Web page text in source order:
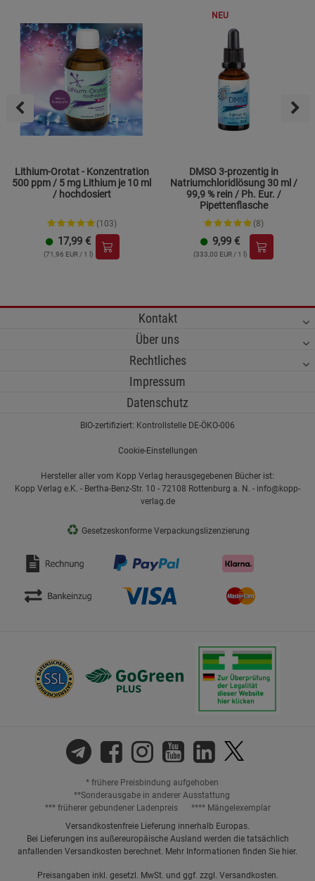
Lithium-Orotat - Konzentration
500 ppm / 5 mg Lithium je 10 ml
/ hochdosiert
(103)
17,99 €
(71,96 EUR / 1 l)
NEU
DMSO 3-prozentig in
Natriumchloridlösung 30 ml /
99,9 % rein / Ph. Eur. /
Pipettenflasche
(8)
9,99 €
(333,00 EUR / 1 l)
Kontakt
Über uns
Rechtliches
Impressum
Datenschutz
BIO-zertifiziert: Kontrollstelle DE-ÖKO-006
Cookie-Einstellungen
Hersteller aller vom Kopp Verlag herausgegebenen Bücher ist:
Kopp Verlag e.K. - Bertha-Benz-Str. 10 - 72108 Rottenburg a. N. - info@kopp-
verlag.de
♻ Gesetzeskonforme Verpackungslizenzierung
* frühere Preisbindung aufgehoben
**Sonderausgabe in anderer Ausstattung
*** früherer gebundener Ladenpreis
**** Mängelexemplar
Versandkostenfreie Lieferung innerhalb Europas.
Bei Lieferungen ins außereuropäische Ausland werden die tatsächlich
anfallenden Versandkosten berechnet. Mehr Informationen finden Sie hier.
Preisangaben inkl. gesetzl. MwSt. und ggf. zzgl. Versandkosten.